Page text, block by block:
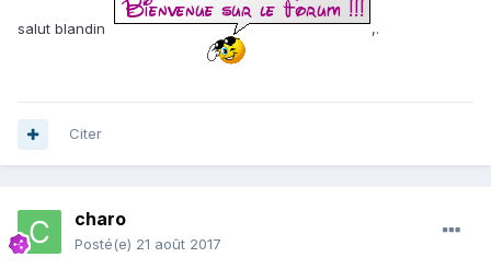
salut blandin ,.
Citer
charo
Posté(e) 21 août 2017